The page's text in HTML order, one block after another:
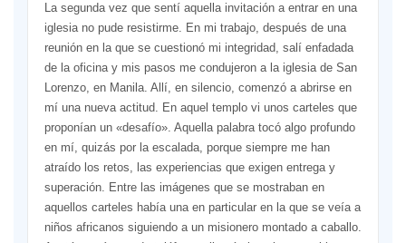
La segunda vez que sentí aquella invitación a entrar en una
iglesia no pude resistirme. En mi trabajo, después de una
reunión en la que se cuestionó mi integridad, salí enfadada
de la oficina y mis pasos me condujeron a la iglesia de San
Lorenzo, en Manila. Allí, en silencio, comenzó a abrirse en
mí una nueva actitud. En aquel templo vi unos carteles que
proponían un «desafío». Aquella palabra tocó algo profundo
en mí, quizás por la escalada, porque siempre me han
atraído los retos, las experiencias que exigen entrega y
superación. Entre las imágenes que se mostraban en
aquellos carteles había una en particular en la que se veía a
niños africanos siguiendo a un misionero montado a caballo.